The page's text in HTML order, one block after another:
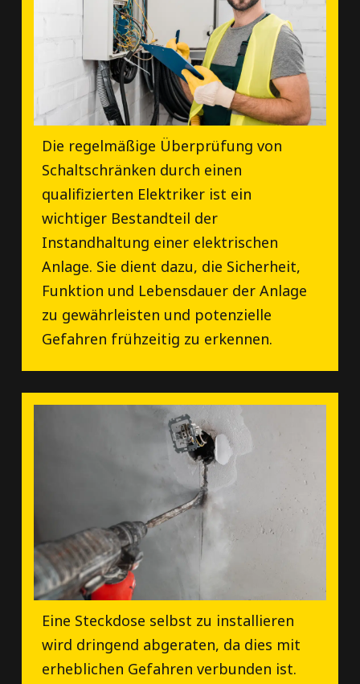
Die regelmäßige Überprüfung von
Schaltschränken durch einen
qualifizierten Elektriker ist ein
wichtiger Bestandteil der
Instandhaltung einer elektrischen
Anlage. Sie dient dazu, die Sicherheit,
Funktion und Lebensdauer der Anlage
zu gewährleisten und potenzielle
Gefahren frühzeitig zu erkennen.
Eine Steckdose selbst zu installieren
wird dringend abgeraten, da dies mit
erheblichen Gefahren verbunden ist.